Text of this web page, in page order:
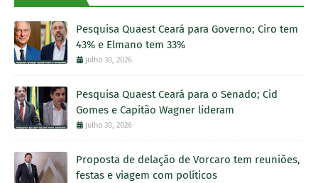
Pesquisa Quaest Ceará para Governo; Ciro tem
43% e Elmano tem 33%
julho 30, 2026
Pesquisa Quaest Ceará para o Senado; Cid
Gomes e Capitão Wagner lideram
julho 30, 2026
Proposta de delação de Vorcaro tem reuniões,
festas e viagem com políticos